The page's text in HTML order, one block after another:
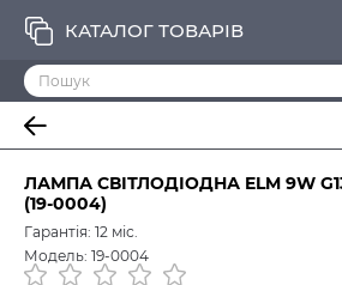
КАТАЛОГ ТОВАРІВ
ЛАМПА СВІТЛОДІОДНА ELM 9W
(19-0004)
Гарантія: 12 міс.
Модель: 19-0004